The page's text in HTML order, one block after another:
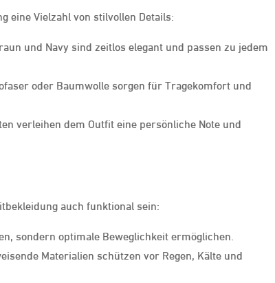
eine Vielzahl von stilvollen Details:
und Navy sind zeitlos elegant und passen zu jedem
oder Baumwolle sorgen für Tragekomfort und
verleihen dem Outfit eine persönliche Note und
auch funktional sein:
sondern optimale Beweglichkeit ermöglichen.
Materialien schützen vor Regen, Kälte und